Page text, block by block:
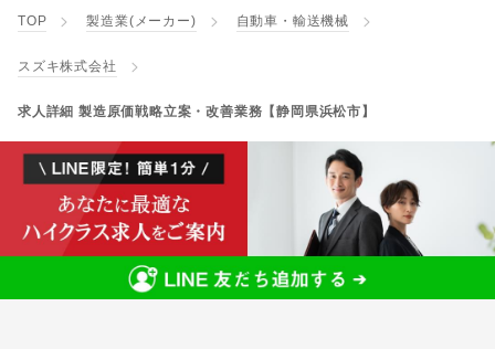
TOP 製造業(メーカー) 自動車・輸送機械
スズキ株式会社
求人詳細 製造原価戦略立案・改善業務【静岡県浜松市】